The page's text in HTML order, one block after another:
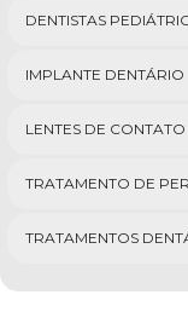
DENTISTAS
IMPLANTE DENTÁRIO
LENTES DE CONTATO
TRATAMENTO DE
TRATAMENTOS